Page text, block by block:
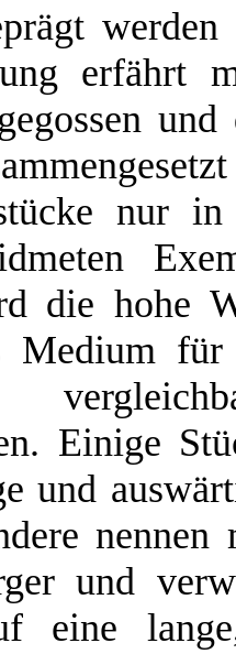
erfährt
nur
die hohe
Medium für
Einige
und
und
eine